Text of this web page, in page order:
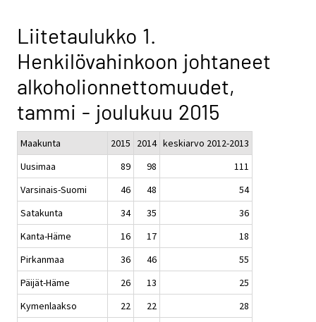
Liitetaulukko 1.
Henkilövahinkoon johtaneet
alkoholionnettomuudet,
tammi - joulukuu 2015
Maakunta 2015 2014 keskiarvo 2012-2013
Uusimaa
89 98
111
Varsinais-Suomi
46 48
54
Satakunta
34 35
36
Kanta-Häme
16 17
18
Pirkanmaa
36 46
55
Päijät-Häme
26 13
25
Kymenlaakso
22 22
28